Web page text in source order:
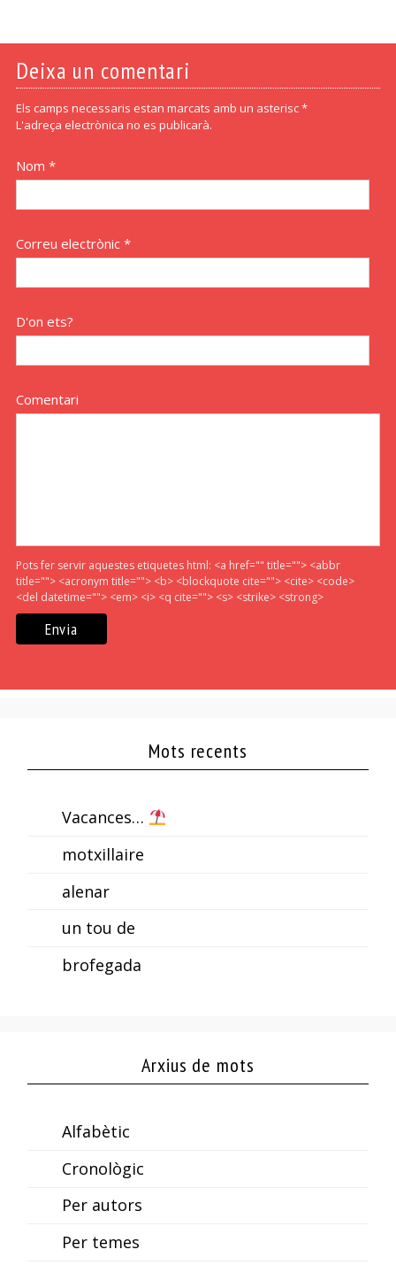
Deixa un comentari
Els camps necessaris estan marcats amb un asterisc *
L'adreça electrònica no es publicarà.
Nom *
Correu electrònic *
D'on ets?
Comentari
Pots fer servir aquestes etiquetes html: <a href="" title=""> <abbr
title=""> <acronym title=""> <b> <blockquote cite=""> <cite> <code>
<del datetime=""> <em> <i> <q cite=""> <s> <strike> <strong>
Mots recents
Vacances…
motxillaire
alenar
un tou de
brofegada
Arxius de mots
Alfabètic
Cronològic
Per autors
Per temes